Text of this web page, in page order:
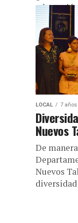
LOCAL 7
Nuevos
De
Nuevos